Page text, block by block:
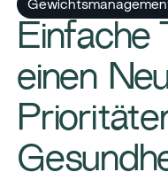
Einfache
einen